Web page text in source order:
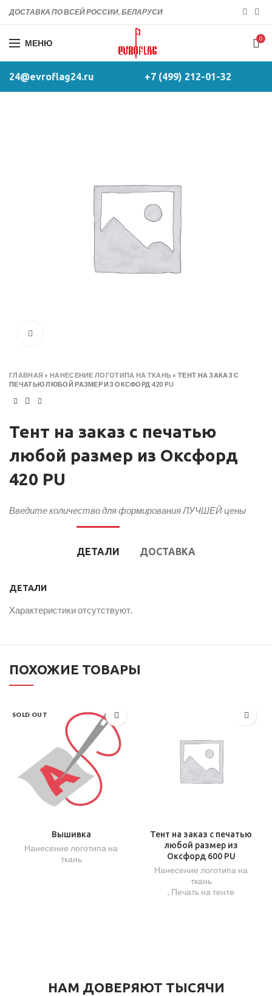
ДОСТАВКА ПО ВСЕЙ РОССИИ, БЕЛАРУСИ
МЕНЮ 0
24@evroflag24.ru +7 (499) 212-01-32
ГЛАВНАЯ »НАНЕСЕНИЕ ЛОГОТИПА НА ТКАНЬ »ТЕНТ НА ЗАКАЗ С
ПЕЧАТЬЮ ЛЮБОЙ РАЗМЕР ИЗ ОКСФОРД 420 PU
Тент на заказ с печатью
любой размер из Оксфорд
420 PU
Введите количество для формирования ЛУЧШЕЙ цены
ДЕТАЛИ ДОСТАВКА
ДЕТАЛИ
Характеристики отсутствуют.
ПОХОЖИЕ ТОВАРЫ
SOLD OUT
Вышивка
Нанесение логотипа на
ткань
Тент на заказ с печатью
любой размер из
Оксфорд 600 PU
Нанесение логотипа на
ткань
, Печать на тенте
НАМ ДОВЕРЯЮТ ТЫСЯЧИ